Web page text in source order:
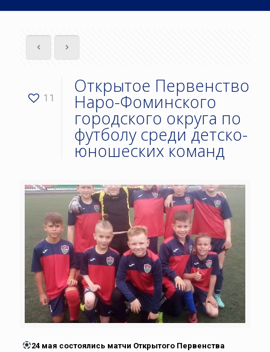
11
Открытое Первенство
Наро-Фоминского
городского округа по
футболу среди детско-
юношеских команд
24 мая состоялись матчи Открытого Первенства